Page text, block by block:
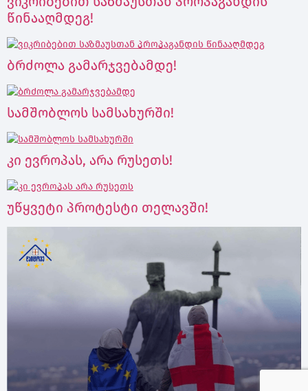
წინააღმდეგ!
ბრძოლა გამარჯვებამდე!
სამშობლოს სამსახურში!
კი ევროპას, არა რუსეთს!
უწყვეტი პროტესტი თელავში!